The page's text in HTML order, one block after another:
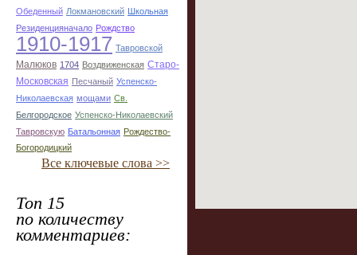
Обеденный Локмановский Школьная
Резиденцияначало Рождство
1910-1917 Тавровской
Малюков 1704 Воздвиженская Старо-
Московская Песчаный Успенско-
Николаевская мощами Св.
Белгородское Успенско-Николаевский
Тавровскую Батальонная Рождество-
Богородицкий
Все ключевые слова >>
Топ 15
по количеству
комментариев: